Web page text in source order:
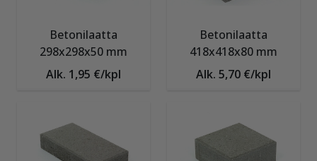
Betonilaatta
298x298x50 mm
Alk. 1,95 €/kpl
Betonilaatta
418x418x80 mm
Alk. 5,70 €/kpl